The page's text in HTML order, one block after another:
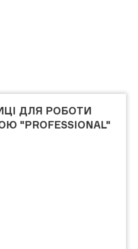
ДЛЯ РОБОТИ
"PROFESSIONAL"